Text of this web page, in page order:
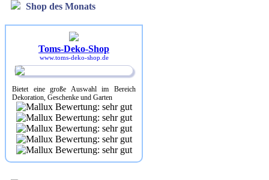
Shop des Monats
Toms-Deko-Shop
www.toms-deko-shop.de
Bietet eine große Auswahl im Bereich
Dekoration, Geschenke und Garten